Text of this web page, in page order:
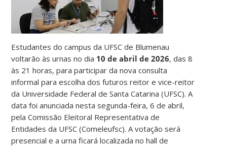
Estudantes do campus da UFSC de Blumenau
voltarão às urnas no dia 10 de abril de 2026, das 8
às 21 horas, para participar da nova consulta
informal para escolha dos futuros reitor e vice-reitor
da Universidade Federal de Santa Catarina (UFSC). A
data foi anunciada nesta segunda-feira, 6 de abril,
pela Comissão Eleitoral Representativa de
Entidades da UFSC (Comeleufsc). A votação será
presencial e a urna ficará localizada no hall de